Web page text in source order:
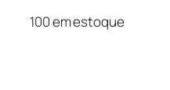
100 em estoque